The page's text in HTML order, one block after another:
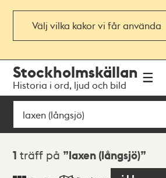
Välj vilka kakor vi får använda
navigationen
huvudinnehållet
Stockholmskällan
Historia i ord, ljud och bild
Sök
Sökresultat
1 träff på laxen (långsjö)